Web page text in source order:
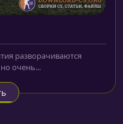
разворачиваются
очень...